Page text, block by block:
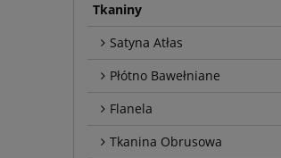
Tkaniny
Satyna Atłas
Płótno Bawełniane
Flanela
Tkanina Obrusowa